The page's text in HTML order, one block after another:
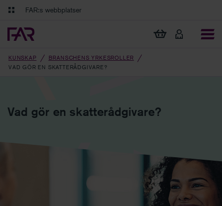
Gå till innehåll
Gå till navigation
Ekonomiska regler på ett och samma ställe
Debatt och fördjupning i branschens frågor
FAR:s webbplatser
Visa min varukorg
KUNSKAP
BRANSCHENS YRKESROLLER
VAD GÖR EN SKATTERÅDGIVARE?
Vad gör en skatterådgivare?